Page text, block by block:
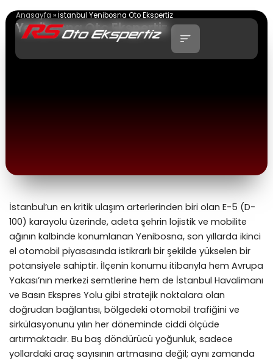
atlaAnasayfa »İstanbul Yenibosna Oto Ekspertiz
Yenibosna Oto Ekspertiz
İstanbul’un en kritik ulaşım arterlerinden biri olan E-5 (D-
100) karayolu üzerinde, adeta şehrin lojistik ve mobilite
ağının kalbinde konumlanan Yenibosna, son yıllarda ikinci
el otomobil piyasasında istikrarlı bir şekilde yükselen bir
potansiyele sahiptir. İlçenin konumu itibarıyla hem Avrupa
Yakası’nın merkezi semtlerine hem de İstanbul Havalimanı
ve Basın Ekspres Yolu gibi stratejik noktalara olan
doğrudan bağlantısı, bölgedeki otomobil trafiğini ve
sirkülasyonunu yılın her döneminde ciddi ölçüde
artırmaktadır. Bu baş döndürücü yoğunluk, sadece
yollardaki araç sayısının artmasına değil; aynı zamanda